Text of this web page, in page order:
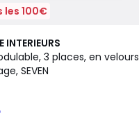
100€
INTERIEURS
3 places, en velours
SEVEN